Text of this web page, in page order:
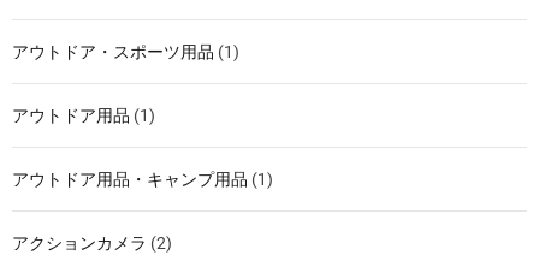
アウトドア・スポーツ用品 (1)
アウトドア用品 (1)
アウトドア用品・キャンプ用品 (1)
アクションカメラ (2)